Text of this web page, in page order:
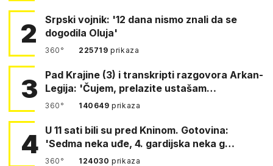
2
Srpski vojnik: '12 dana nismo znali da se
dogodila Oluja'
360° 225719prikaza
3
Pad Krajine (3) i transkripti razgovora Arkan-
Legija: 'Čujem, prelazite ustašam…
360° 140649prikaza
4 U 11 sati bili su pred Kninom. Gotovina:
'Sedma neka uđe, 4. gardijska neka g…
360° 124030prikaza